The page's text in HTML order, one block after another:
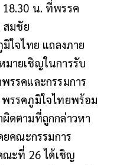
18.30 น. ที่พรรค
สมชัย
ใจไทย แถลงภาย
ายเชิญในการรับ
รรคและกรรมการ
รรคภูมิใจไทยพร้อม
ผิดตามที่ถูกกล่าวหา
ยคณะกรรมการ
ณะที่ 26 ได้เชิญ